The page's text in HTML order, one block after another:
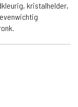
kristalhelder,